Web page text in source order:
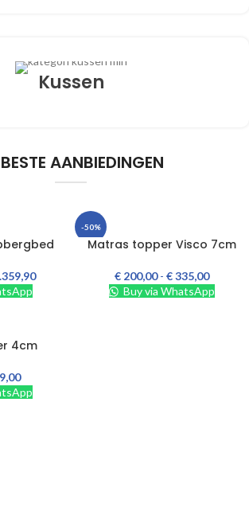
Kussen
AANBIEDINGEN
-50% OPTIES SELECTEREN
Matras topper Visco 7cm
€ 200,00 - €335,00
Buy via WhatsApp
4cm